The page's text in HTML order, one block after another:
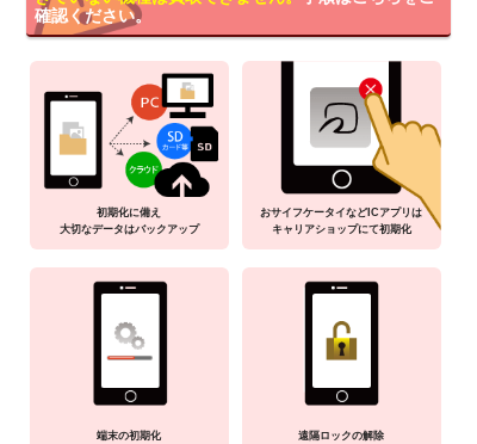
確認ください。
初期化に備え
大切なデータはバックアップ
おサイフケータイなどICアプリは
キャリアショップにて初期化
端末の初期化 遠隔ロックの解除